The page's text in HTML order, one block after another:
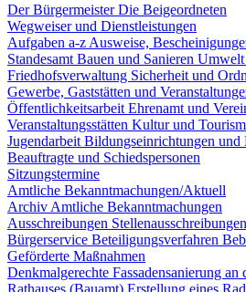
Der BürgermeisterDie Beigeordneten
Wegweiser und Dienstleistungen
Aufgaben a-z Ausweise,
Standesamt Bauen und Sanieren Umwelt
Friedhofsverwaltung Sicherheit und
Gewerbe, Gaststätten und
Öffentlichkeitsarbeit Ehrenamt und
Veranstaltungsstätten Kultur und
Jugendarbeit Bildungseinrichtungen und
Beauftragte und Schiedspersonen
Sitzungstermine
Amtliche Bekanntmachungen/Aktuell
Archiv Amtliche Bekanntmachungen
Ausschreibungen Stellenausschreibungen
Bürgerservice Beteiligungsverfahren
Geförderte Maßnahmen
Denkmalgerechte Fassadensanierung an
Rathauses (Bauamt) Erstellung eines